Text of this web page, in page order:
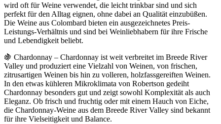
wird oft für Weine verwendet, die leicht trinkbar sind und sich
perfekt für den Alltag eignen, ohne dabei an Qualität einzubüßen.
Die Weine aus Colombard bieten ein ausgezeichnetes Preis-
Leistungs-Verhältnis und sind bei Weinliebhabern für ihre Frische
und Lebendigkeit beliebt.
🍇 Chardonnay – Chardonnay ist weit verbreitet im Breede River
Valley und produziert eine Vielzahl von Weinen, von frischen,
zitrusartigen Weinen bis hin zu volleren, holzfassgereiften Weinen.
In den etwas kühleren Mikroklimata von Robertson gedeiht
Chardonnay besonders gut und zeigt sowohl Komplexität als auch
Eleganz. Ob frisch und fruchtig oder mit einem Hauch von Eiche,
die Chardonnay-Weine aus dem Breede River Valley sind bekannt
für ihre Vielseitigkeit und Balance.